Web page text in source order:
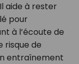
aide à rester
pour
à l’écoute de
risque de
entraînement